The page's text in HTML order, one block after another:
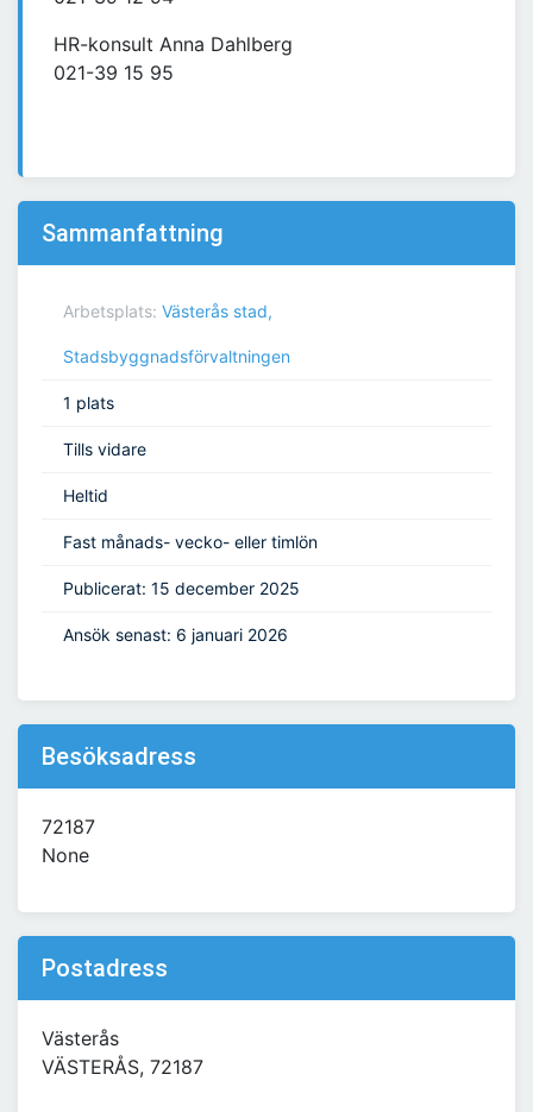
HR-konsult Anna Dahlberg
021-39 15 95
Sammanfattning
Arbetsplats: Västerås stad,
Stadsbyggnadsförvaltningen
1 plats
Tills vidare
Heltid
Fast månads- vecko- eller timlön
Publicerat: 15 december 2025
Ansök senast: 6 januari 2026
Besöksadress
72187
None
Postadress
Västerås
VÄSTERÅS, 72187